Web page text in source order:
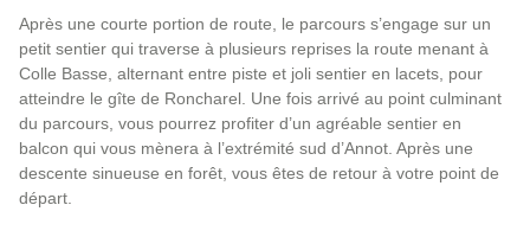
Après une courte portion de route, le parcours s’engage sur un
petit sentier qui traverse à plusieurs reprises la route menant à
Colle Basse, alternant entre piste et joli sentier en lacets, pour
atteindre le gîte de Roncharel. Une fois arrivé au point culminant
du parcours, vous pourrez profiter d’un agréable sentier en
balcon qui vous mènera à l’extrémité sud d’Annot. Après une
descente sinueuse en forêt, vous êtes de retour à votre point de
départ.